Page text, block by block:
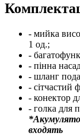
- мийка
1 од.;
-
- пінна
- шланг
- сітчастий
- конектор
- голка для
входять